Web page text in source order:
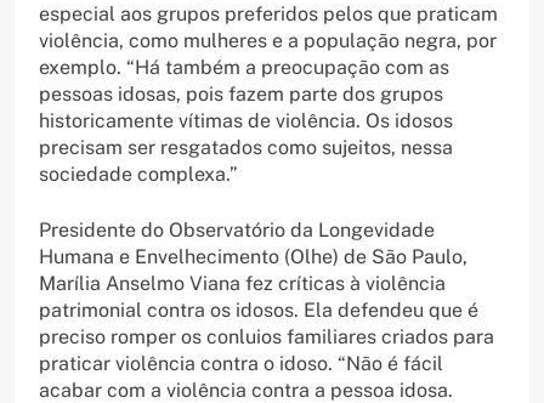
especial aos grupos preferidos pelos que praticam
violência, como mulheres e a população negra, por
exemplo. “Há também a preocupação com as
pessoas idosas, pois fazem parte dos grupos
historicamente vítimas de violência. Os idosos
precisam ser resgatados como sujeitos, nessa
sociedade complexa.”
Presidente do Observatório da Longevidade
Humana e Envelhecimento (Olhe) de São Paulo,
Marília Anselmo Viana fez críticas à violência
patrimonial contra os idosos. Ela defendeu que é
preciso romper os conluios familiares criados para
praticar violência contra o idoso. “Não é fácil
acabar com a violência contra a pessoa idosa.